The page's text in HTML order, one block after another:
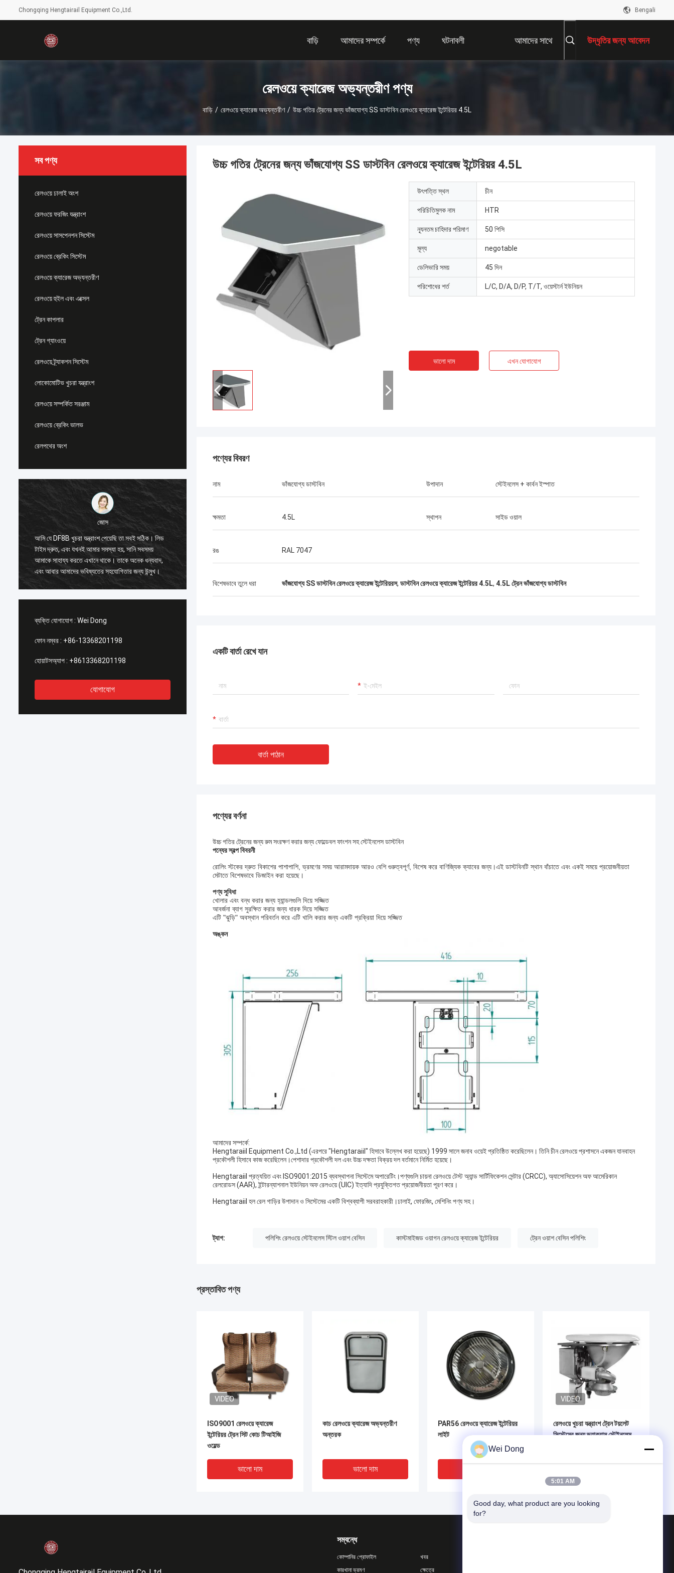
Chongqing Hengtairail Equipment Co.,Ltd. Bengali
বাড়ি আমাদের সম্পর্কে পণ্য ঘটনাবলী আমাদের সাথে উদ্ধৃতির জন্য আবেদন
রেলওয়ে ক্যারেজ অভ্যন্তরীণ পণ্য
বাড়ি / রেলওয়ে ক্যারেজ অভ্যন্তরীণ / উচ্চ গতির ট্রেনের জন্য ভাঁজযোগ্য SS ডাস্টবিন রেলওয়ে ক্যারেজ ইন্টেরিয়র 4.5L
সব পণ্য
রেলওয়ে ঢালাই অংশ
রেলওয়ে ফরজিং যন্ত্রাংশ
রেলওয়ে সাসপেনশন সিস্টেম
রেলওয়ে ব্রেকিং সিস্টেম
রেলওয়ে ক্যারেজ অভ্যন্তরীণ
রেলওয়ে হুইল এবং এক্সেল
ট্রেন কাপলার
ট্রেন গ্যাংওয়ে
রেলওয়ে ট্র্যাকশন সিস্টেম
লোকোমোটিভ খুচরা যন্ত্রাংশ
রেলওয়ে সম্পর্কিত সরঞ্জাম
রেলওয়ে ব্রেকিং ভালভ
রেলপথের অংশ
জোস
আমি যে DF8B খুচরা যন্ত্রাংশ পেয়েছি তা সবই সঠিক। লিড
টাইম দ্রুত, এবং যখনই আমার সমস্যা হয়, সানি সবসময়
আমাকে সাহায্য করতে এখানে থাকে। তাকে অনেক ধন্যবাদ,
এবং আবার আমাদের ভবিষ্যতের সহযোগিতার জন্য উন্মুখ।
বেশ উপযুক্ত। মূল্য যুক্তিসঙ্গত, এবং থিমগুলি পাওয়ার জন্য
উন্মুখ।
ব্যক্তি যোগাযোগ : Wei Dong
ফোন নম্বর : +86-13368201198
হোয়াটসঅ্যাপ : +8613368201198
যোগাযোগ
উচ্চ গতির ট্রেনের জন্য ভাঁজযোগ্য SS ডাস্টবিন রেলওয়ে ক্যারেজ ইন্টেরিয়র 4.5L
উৎপত্তি স্থল চীন
পরিচিতিমুলক নাম HTR
ন্যূনতম চাহিদার পরিমাণ 50 পিসি
মূল্য negotable
ডেলিভারি সময় 45 দিন
পরিশোধের শর্ত L/C, D/A, D/P, T/T, ওয়েস্টার্ন ইউনিয়ন
ভালো দাম এখন যোগাযোগ
পণ্যের বিবরণ
নাম ভাঁজযোগ্য ডাস্টবিন উপাদান স্টেইনলেস + কার্বন ইস্পাত
ক্ষমতা 4.5L স্থাপন সাইড ওয়াল
রঙ RAL 7047
বিশেষভাবে তুলে ধরা ভাঁজযোগ্য SS ডাস্টবিন রেলওয়ে ক্যারেজ ইন্টেরিয়রস, ডাস্টবিন রেলওয়ে ক্যারেজ ইন্টেরিয়র 4.5L, 4.5L ট্রেন ভাঁজযোগ্য ডাস্টবিন
একটি বার্তা রেখে যান
বার্তা পাঠান
পণ্যের বর্ণনা
উচ্চ গতির ট্রেনের জন্য রুম সংরক্ষণ করার জন্য ফোল্ডেবল ফাংশন সহ স্টেইনলেস ডাস্টবিন
পন্যের স্বল্প বিবরনী
রোলিং স্টকের দ্রুত বিকাশের পাশাপাশি, ভ্রমণের সময় আরামদায়ক আরও বেশি গুরুত্বপূর্ণ, বিশেষ করে বাণিজ্যিক ক্যাবের জন্য।এই ডাস্টবিনটি স্থান বাঁচাতে এবং একই সময়ে প্রয়োজনীয়তা
মেটাতে বিশেষভাবে ডিজাইন করা হয়েছে।
পণ্য সুবিধা
খোলার এবং বন্ধ করার জন্য হ্যান্ডলগুলি দিয়ে সজ্জিত
আবর্জনা ব্যাগ সুরক্ষিত করার জন্য ধারক দিয়ে সজ্জিত
এটি "ঝুড়ি" অবস্থান পরিবর্তন করে এটি খালি করার জন্য একটি প্রক্রিয়া দিয়ে সজ্জিত
অঙ্কন
আমাদের সম্পর্কে:
Hengtaraiil Equipment Co.,Ltd (এরপরে "Hengtaraiil" হিসাবে উল্লেখ করা হয়েছে) 1999 সালে জনাব ওয়েই প্রতিষ্ঠিত করেছিলেন। তিনি চীন রেলওয়ে প্রশাসনে একজন যানবাহন
প্রকৌশলী হিসাবে কাজ করেছিলেন।পেশাদার প্রকৌশলী দল এবং উচ্চ দক্ষতা বিক্রয় দল বর্তমানে নির্মিত হয়েছে।
Hengtaraiil প্রত্যয়িত এবং ISO9001:2015 ব্যবস্থাপনা সিস্টেমে অপারেটিং।পণ্যগুলি চায়না রেলওয়ে টেস্ট অ্যান্ড সার্টিফিকেশন সেন্টার (CRCC), অ্যাসোসিয়েশন অফ আমেরিকান
রেলরোডস (AAR), ইন্টারন্যাশনাল ইউনিয়ন অফ রেলওয়ে (UIC) ইত্যাদি প্রযুক্তিগত প্রয়োজনীয়তা পূরণ করে।
Hengtaraiil হল রেল গাড়ির উপাদান ও সিস্টেমের একটি বিশ্বব্যাপী সরবরাহকারী।ঢালাই, ফোরজিং, মেশিনিং পণ্য সহ।
ট্যাগ: পলিশিং রেলওয়ে স্টেইনলেস স্টিল ওয়াশ বেসিন কাস্টমাইজড ওয়াগন রেলওয়ে ক্যারেজ ইন্টেরিয়র ট্রেন ওয়াশ বেসিন পলিশিং
প্রস্তাবিত পণ্য
VIDEO
ISO9001 রেলওয়ে ক্যারেজ
ইন্টেরিয়র ট্রেন সিট কোচ টিআইজি
ওয়েল্ড
ভালো দাম
কাচ রেলওয়ে ক্যারেজ অভ্যন্তরীণ
অন্তরক
ভালো দাম
PAR56 রেলওয়ে ক্যারেজ ইন্টেরিয়র
লাইট
VIDEO
রেলওয়ে খুচরা যন্ত্রাংশ ট্রেন টয়লেট
সিস্টেমের জন্য ভ্যাকুয়াম স্টেইনলেস
সম্বন্ধে
কোম্পানির প্রোফাইল
কারখানা ভ্রমণ
খবর
ক্ষেত্রে
Wei Dong
5:01 AM
Good day, what product are you looking
for?